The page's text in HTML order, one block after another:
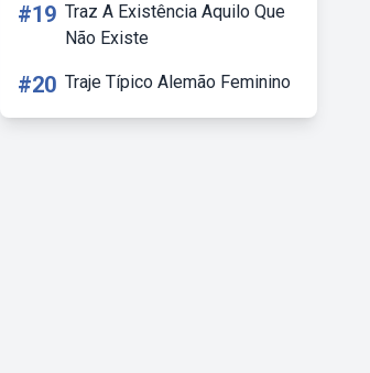
#19 Traz A Existência Aquilo Que
Não Existe
#20 Traje Típico Alemão Feminino